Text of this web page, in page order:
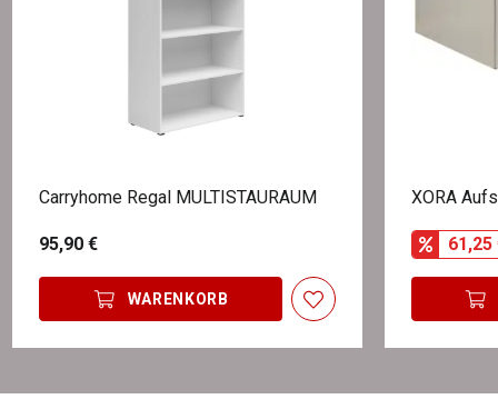
Carryhome Regal MULTISTAURAUM
95,90 €
WARENKORB
XORA
61,25